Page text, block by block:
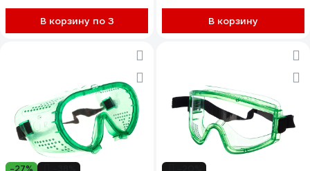
В корзину по 3 В корзину
-27%